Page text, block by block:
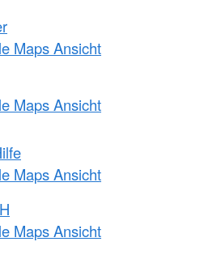
Maps Ansicht
Maps Ansicht
Maps Ansicht
Maps Ansicht